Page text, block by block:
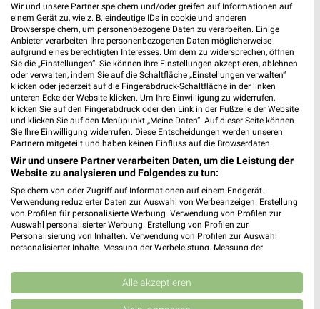
6,7 km
Angebote ab 03.08.
Gültig bis Sa. 08.08.
34,7 km
Büro Spezial
Gültig bis Fr. 14.08.
XXXLutz XXXLutz
Wir und unsere Partner speichern und/oder greifen auf Informationen auf
einem Gerät zu, wie z. B. eindeutige IDs in cookie und anderen
Browserspeichern, um personenbezogene Daten zu verarbeiten. Einige
Anbieter verarbeiten Ihre personenbezogenen Daten möglicherweise
aufgrund eines berechtigten Interesses. Um dem zu widersprechen, öffnen
Sie die „Einstellungen“. Sie können Ihre Einstellungen akzeptieren, ablehnen
oder verwalten, indem Sie auf die Schaltfläche „Einstellungen verwalten“
klicken oder jederzeit auf die Fingerabdruck-Schaltfläche in der linken
unteren Ecke der Website klicken. Um Ihre Einwilligung zu widerrufen,
klicken Sie auf den Fingerabdruck oder den Link in der Fußzeile der Website
und klicken Sie auf den Menüpunkt „Meine Daten“. Auf dieser Seite können
Sie Ihre Einwilligung widerrufen. Diese Entscheidungen werden unseren
Partnern mitgeteilt und haben keinen Einfluss auf die Browserdaten.
Wir und unsere Partner verarbeiten Daten, um die Leistung der
Website zu analysieren und Folgendes zu tun:
Speichern von oder Zugriff auf Informationen auf einem Endgerät.
Verwendung reduzierter Daten zur Auswahl von Werbeanzeigen. Erstellung
von Profilen für personalisierte Werbung. Verwendung von Profilen zur
Auswahl personalisierter Werbung. Erstellung von Profilen zur
Personalisierung von Inhalten. Verwendung von Profilen zur Auswahl
personalisierter Inhalte. Messung der Werbeleistung. Messung der
Kombinationen von Daten aus verschiedenen Quellen. Entwicklung und
Verbesserung der Angebote. Verwendung reduzierter Daten zur Auswahl
von Inhalten.
Daten können außerhalb der Europäischen Union weitergegeben und in die
Alle akzeptieren